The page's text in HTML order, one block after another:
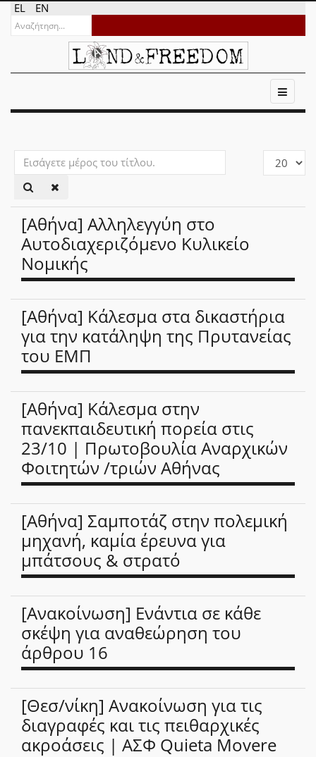
EL EN
Εισάγετε
μέρος
του
τίτλου.
Εμφάνιση
[Αθήνα] Αλληλεγγύη στο
Αυτοδιαχεριζόμενο Κυλικείο
Νομικής
[Αθήνα] Κάλεσμα στα δικαστήρια
για την κατάληψη της Πρυτανείας
του ΕΜΠ
[Αθήνα] Κάλεσμα στην
πανεκπαιδευτική πορεία στις
23/10 | Πρωτοβουλία Αναρχικών
Φοιτητών /τριών Αθήνας
[Αθήνα] Σαμποτάζ στην πολεμική
μηχανή, καμία έρευνα για
μπάτσους & στρατό
[Ανακοίνωση] Ενάντια σε κάθε
σκέψη για αναθεώρηση του
άρθρου 16
[Θεσ/νίκη] Ανακοίνωση για τις
διαγραφές και τις πειθαρχικές
ακροάσεις | ΑΣΦ Quieta Movere